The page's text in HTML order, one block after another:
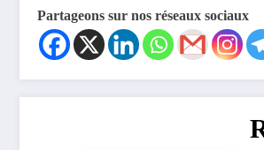
Partageons sur nos réseaux sociaux